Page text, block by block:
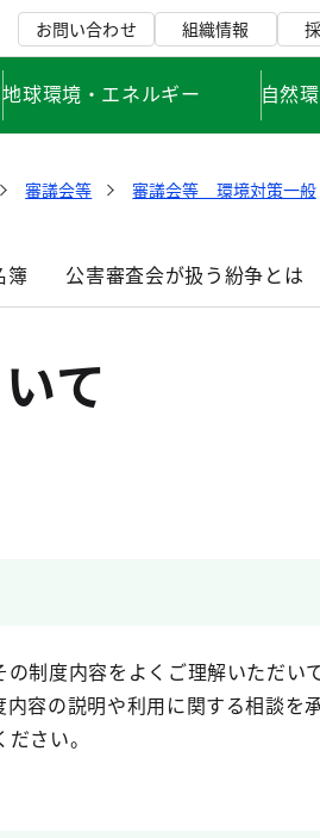
お問い合わせ 組織情報
地球環境・エネルギー 自然
審議会等 審議会等 環境対策一般
簿 公害審査会が扱う紛争とは
て
制度内容をよくご理解いただい
容の説明や利用に関する相談を
さい。